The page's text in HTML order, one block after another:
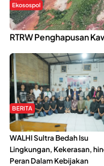
Ekosospol
Kabaena Menanti
RTRW Penghapusan
BERITA
Refleksi Gerakan
WALHI Sultra Bedah Isu
Lingkungan, Kekerasan,
Peran Dalam Kebijakan